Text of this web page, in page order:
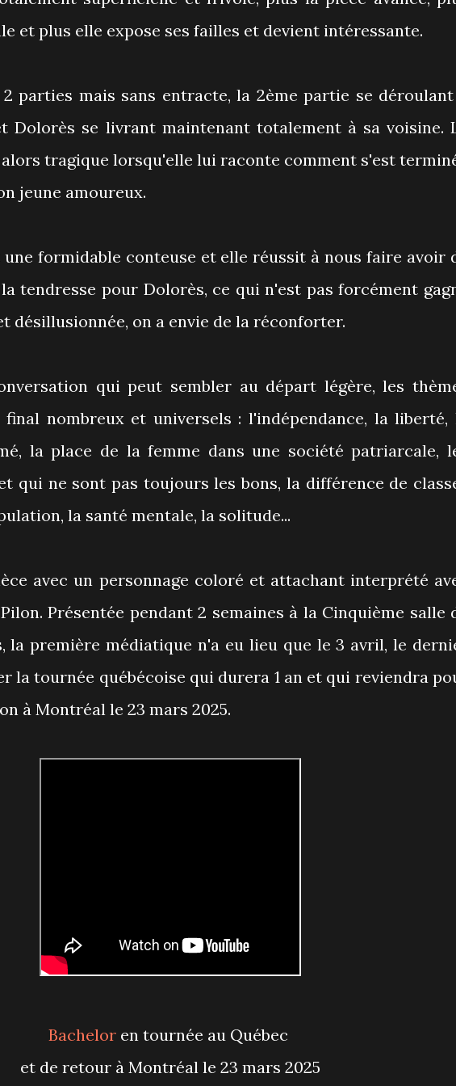
et plus elle expose ses failles et devient intéressante.
parties mais sans entracte, la 2ème partie se
Dolorès se livrant maintenant totalement à sa voisine.
tragique lorsqu'elle lui raconte comment s'est
jeune amoureux.
formidable conteuse et elle réussit à nous faire avoir
tendresse pour Dolorès, ce qui n'est pas forcément
désillusionnée, on a envie de la réconforter.
qui peut sembler au départ légère, les
final nombreux et universels : l'indépendance, la liberté,
la place de la femme dans une société patriarcale,
qui ne sont pas toujours les bons, la différence de
la santé mentale, la solitude...
avec un personnage coloré et attachant interprété
Présentée pendant 2 semaines à la Cinquième salle
la première médiatique n'a eu lieu que le 3 avril, le
la tournée québécoise qui durera 1 an et qui reviendra
à Montréal le 23 mars 2025.
Bachelor en tournée au Québec
et de retour à Montréal le 23 mars 2025